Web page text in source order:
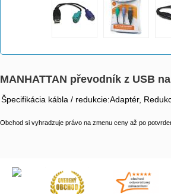
MANHATTAN převodník z USB
Špecifikácia kábla / redukcie:Adaptér,
Obchod si vyhradzuje právo na zmenu ceny až po